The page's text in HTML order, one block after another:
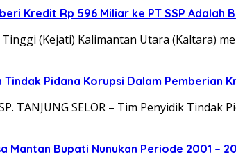
Kredit Rp 596 Miliar ke PT SSP Adalah
Tinggi (Kejati) Kalimantan Utara (Kaltara)
Pidana Korupsi Dalam Pemberian
TANJUNG SELOR – Tim Penyidik Tindak
Mantan Bupati Nunukan Periode 2001 –